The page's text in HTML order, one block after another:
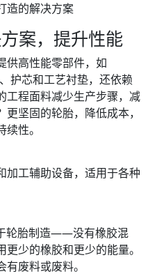
造的解决方案
案，提升性能
供高性能零部件，如
护芯和工艺衬垫，还依赖
工程面料减少生产步骤，减
坚固的轮胎，降低成本，
性。
加工辅助设备，适用于各种
轮胎制造——没有橡胶混
少的橡胶和更少的能量。
废料或废料。